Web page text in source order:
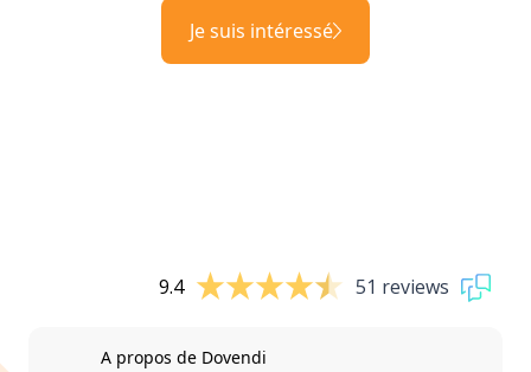
Je suis intéressé
9.4 51 reviews
A propos de Dovendi